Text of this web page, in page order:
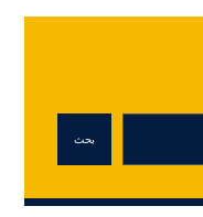
بحث